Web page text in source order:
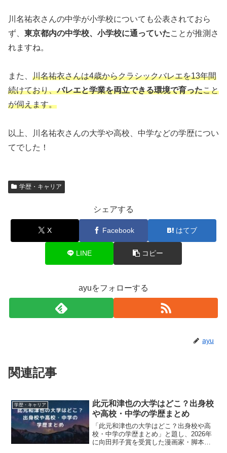
川名祐衣さんの中学が小学校についても公表されておら
ず、 東京都内の中学校、小学校に通っていたことが推測さ
れますね。
また、 川名祐衣さんは4歳からクラシックバレエを13年間
続けており、バレエと学業を両立できる環境で育ったこと
が伺えます。
以上、川名祐衣さんの大学や高校、中学などの学歴につい
てでした！
学歴・キャリア
シェアする
X Facebook はてブ
LINE コピー
ayuをフォローする
ayu
関連記事
学歴・キャリア
此元和津也の大学はどこ？出身校
や高校・中学の学歴まとめ
「此元和津也の大学はどこ？出身校や高
校・中学の学歴まとめ」と題し、2026年
に向田邦子賞を受賞した漫画家・脚本家